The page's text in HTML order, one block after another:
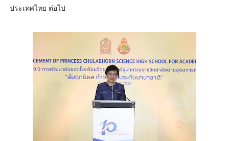
ประเทศไทย ต่อไป